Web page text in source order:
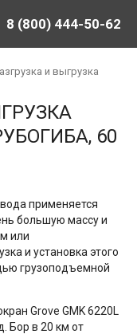
8 (800) 444-50-62
и выгрузка
60
применяется
большую массу и
или
и установка этого
грузоподъемной
Grove GMK 6220L
Бор в 20 км от